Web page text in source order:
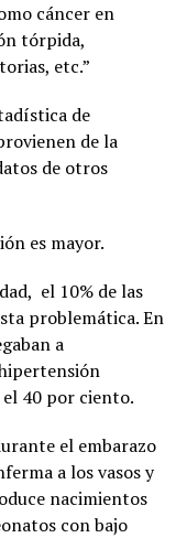
cáncer en
tórpida,
etc.”
de
de la
de otros
es mayor.
el 10% de las
problemática. En
a
el 40 por ciento.
el embarazo
a los vasos y
nacimientos
con bajo